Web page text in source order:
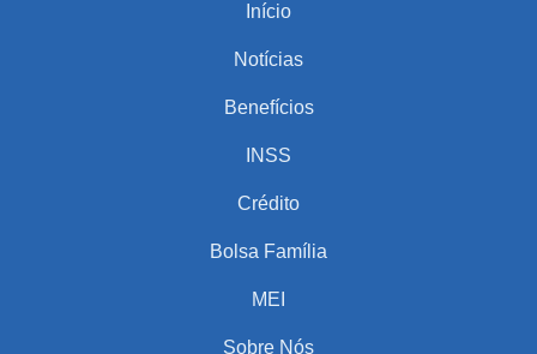
Início
Notícias
Benefícios
INSS
Crédito
Bolsa Família
MEI
Sobre Nós